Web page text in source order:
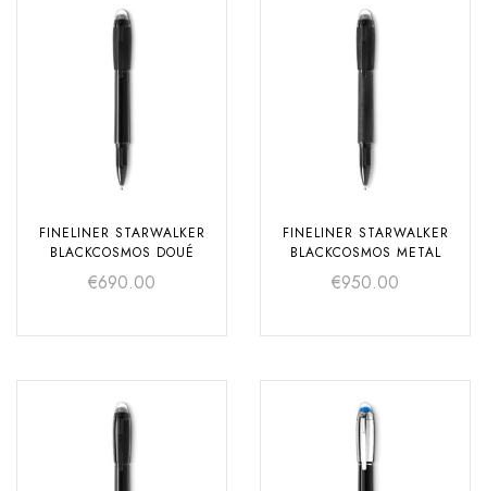
FINELINER STARWALKER
BLACKCOSMOS DOUÉ
€690.00
FINELINER STARWALKER
BLACKCOSMOS METAL
€950.00